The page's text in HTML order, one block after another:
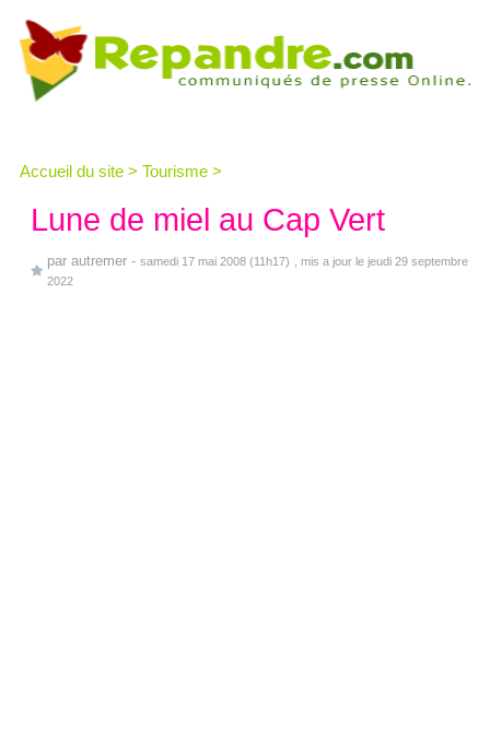
Accueil du site > Tourisme >
Lune de miel au Cap Vert
par autremer - samedi 17 mai 2008 (11h17)
, mis a jour le jeudi 29 septembre
2022